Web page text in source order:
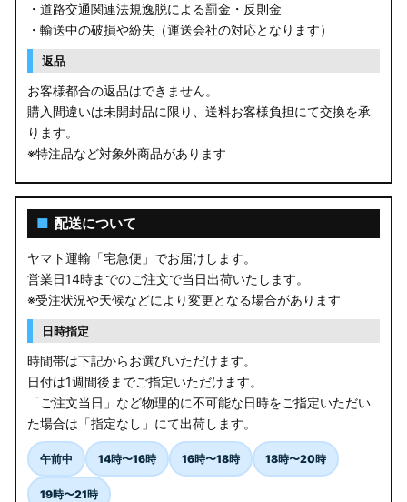
VN5 VNH レヴォーグ / レイバック
ZD8 BRZ
ZC6 BRZ
URJ201 LX570
AGL10W RX450h
USF/UVF4# LS600h
JF5/6 N-BOX カスタム
MK94S/MK54S スペーシア / カスタム
ZCEDS/ZDEDS/ZCDDS/ZDDDS スイフト
AZSH36W/AZSH37W クラウンスポーツ
LA400K コペン
汎用LEDバルブ
・道路交通関連法規逸脱による罰金・反則金
・輸送中の破損や紛失（運送会社の対応となります）
返品
お客様都合の返品はできません。
購入間違いは未開封品に限り、送料お客様負担にて交換を承
ります。
※特注品など対象外商品があります
■ 配送について
ヤマト運輸「宅急便」でお届けします。
営業日14時までのご注文で当日出荷いたします。
※受注状況や天候などにより変更となる場合があります
日時指定
時間帯は下記からお選びいただけます。
日付は1週間後までご指定いただけます。
「ご注文当日」など物理的に不可能な日時をご指定いただい
た場合は「指定なし」にて出荷します。
午前中 14時〜16時 16時〜18時 18時〜20時
19時〜21時